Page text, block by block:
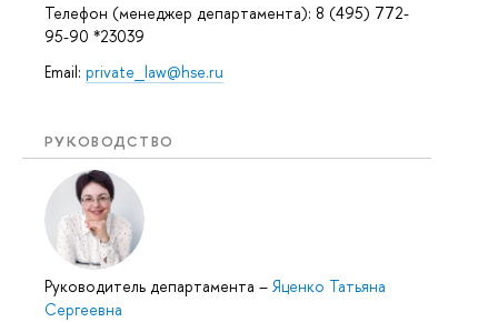
Телефон (менеджер департамента): 8 (495) 772-
95-90 *23039
Email: private_law@hse.ru
РУКОВОДСТВО
Руководитель департамента – Яценко Татьяна
Сергеевна